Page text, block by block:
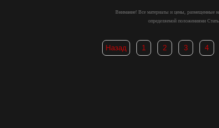
Внимание! Все материалы и цены, размещенные
определяемой положениями
Назад 1 2 3 4